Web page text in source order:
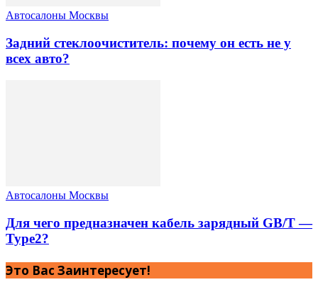
Автосалоны Москвы
Задний стеклоочиститель: почему он есть не у
всех авто?
Автосалоны Москвы
Для чего предназначен кабель зарядный GB/T —
Type2?
Это Вас Заинтересует!